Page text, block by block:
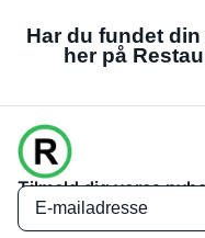
Har du fundet
her på
Tilmeld dig vores